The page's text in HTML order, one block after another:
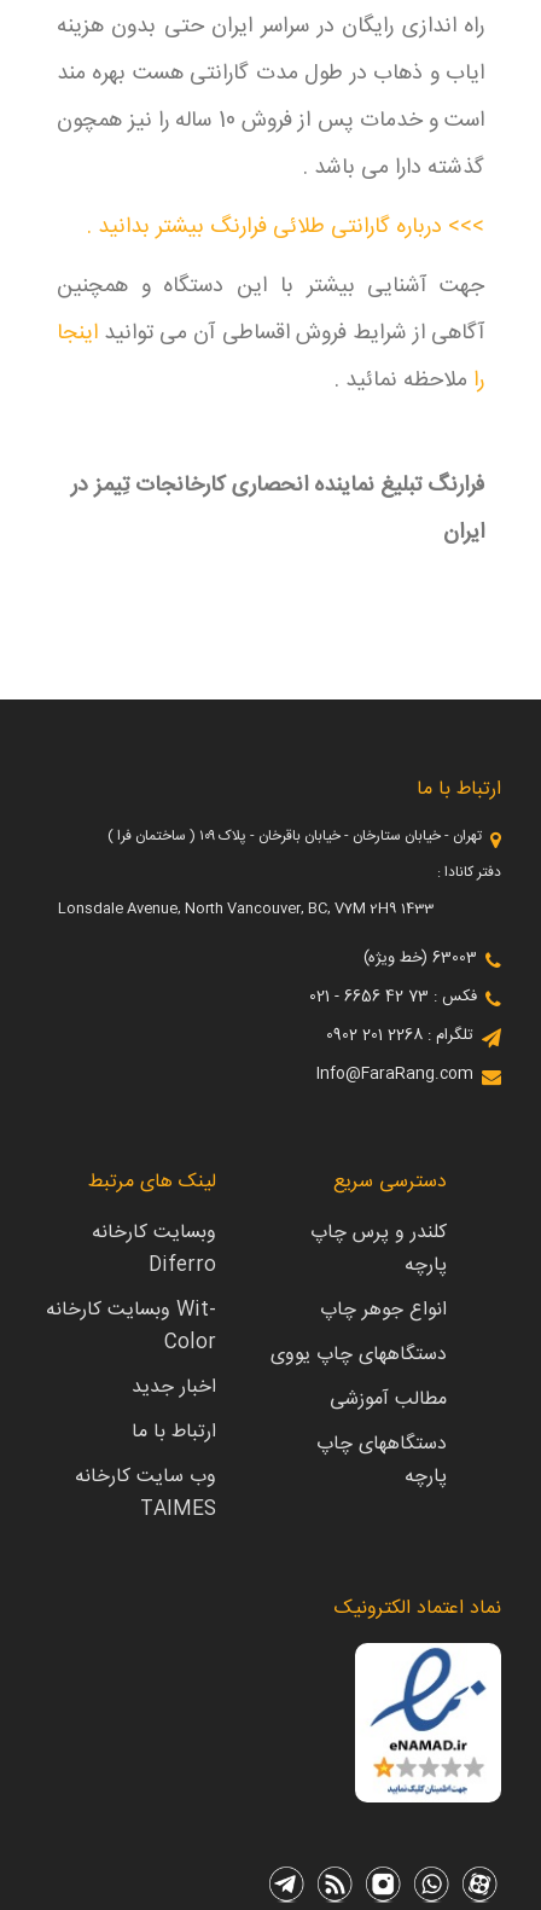
راه اندازی رایگان در سراسر ایران حتی بدون هزینه
ایاب و ذهاب در طول مدت گارانتی هست بهره مند
است و خدمات پس از فروش 10 ساله را نیز همچون
گذشته دارا می باشد .
>>> درباره گارانتی طلائی فرارنگ بیشتر بدانید .
جهت آشنایی بیشتر با این دستگاه و همچنین
آگاهی از شرایط فروش اقساطی آن می توانید اینجا
را ملاحظه نمائید .
فرارنگ تبلیغ نماینده انحصاری کارخانجات تِیمز در
ایران
ارتباط با ما
تهران - خیابان ستارخان - خیابان باقرخان - پلاک ۱۰۹ ( ساختمان فرا )
دفتر کانادا :
1433 Lonsdale Avenue, North Vancouver, BC, V7M 2H9
63003 (خط ویژه)
فکس : 73 42 6656 - 021
تلگرام : 2268 201 0902
Info@FaraRang.com
دسترسی سریع
کلندر و پرس چاپ
پارچه
انواع جوهر چاپ
دستگاههای چاپ یووی
مطالب آموزشی
دستگاههای چاپ
پارچه
لینک های مرتبط
وبسایت کارخانه
Diferro
وبسایت کارخانه Wit-
Color
اخبار جدید
ارتباط با ما
وب سایت کارخانه
TAIMES
نماد اعتماد الکترونیک